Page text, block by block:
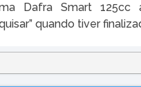
Dafra Smart 125cc
quando tiver